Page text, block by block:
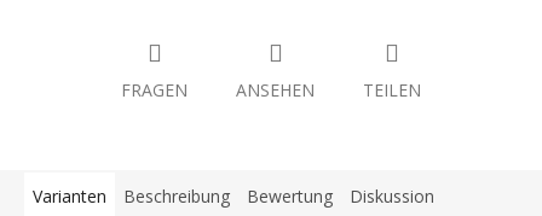
FRAGEN ANSEHEN TEILEN
Varianten Beschreibung Bewertung Diskussion